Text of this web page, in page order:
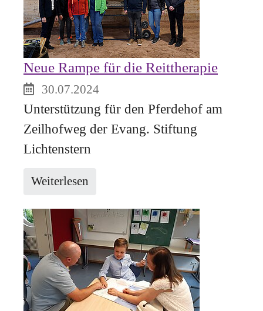
Neue Rampe für die Reittherapie
30.07.2024
Unterstützung für den Pferdehof am
Zeilhofweg der Evang. Stiftung
Lichtenstern
Weiterlesen